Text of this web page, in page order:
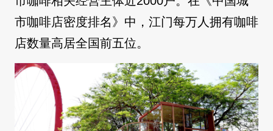
市咖啡店密度排名》中，江门每万人拥有咖啡
店数量高居全国前五位。